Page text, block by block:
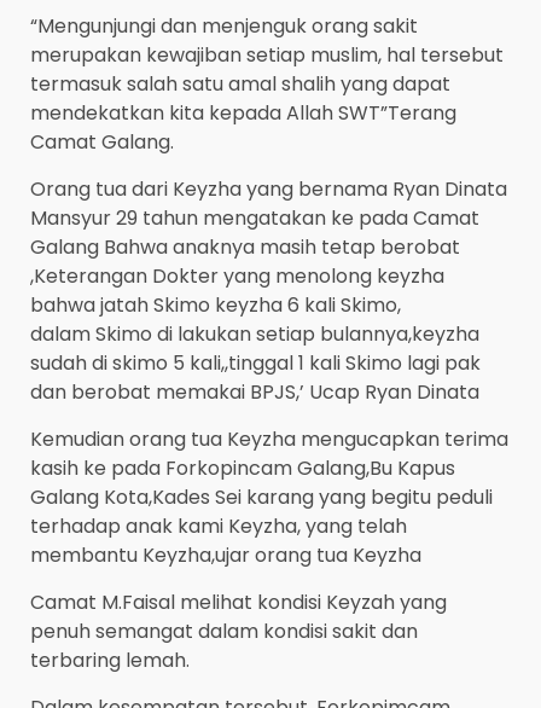
“Mengunjungi dan menjenguk orang sakit
merupakan kewajiban setiap muslim, hal tersebut
termasuk salah satu amal shalih yang dapat
mendekatkan kita kepada Allah SWT”Terang
Camat Galang.
Orang tua dari Keyzha yang bernama Ryan Dinata
Mansyur 29 tahun mengatakan ke pada Camat
Galang Bahwa anaknya masih tetap berobat
,Keterangan Dokter yang menolong keyzha
bahwa jatah Skimo keyzha 6 kali Skimo,
dalam Skimo di lakukan setiap bulannya,keyzha
sudah di skimo 5 kali,,tinggal 1 kali Skimo lagi pak
dan berobat memakai BPJS,’ Ucap Ryan Dinata
Kemudian orang tua Keyzha mengucapkan terima
kasih ke pada Forkopincam Galang,Bu Kapus
Galang Kota,Kades Sei karang yang begitu peduli
terhadap anak kami Keyzha, yang telah
membantu Keyzha,ujar orang tua Keyzha
Camat M.Faisal melihat kondisi Keyzah yang
penuh semangat dalam kondisi sakit dan
terbaring lemah.